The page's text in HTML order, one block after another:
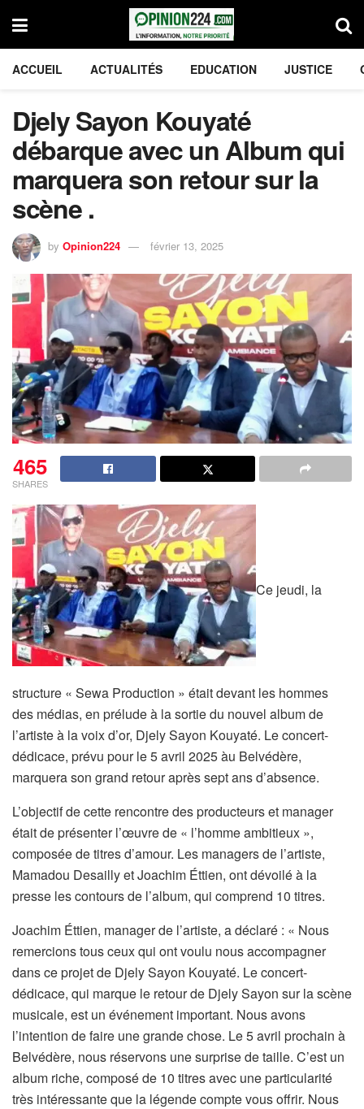
ACCUEIL ACTUALITÉS EDUCATION JUSTICE
Djely Sayon Kouyaté
débarque avec un Album qui
marquera son retour sur la
scène .
by Opinion224 février 13, 2025
465
SHARES
Ce jeudi, la
structure « Sewa Production » était devant les hommes
des médias, en prélude à la sortie du nouvel album de
l’artiste à la voix d’or, Djely Sayon Kouyaté. Le concert-
dédicace, prévu pour le 5 avril 2025 àu Belvédère,
marquera son grand retour après sept ans d’absence.
L’objectif de cette rencontre des producteurs et manager
était de présenter l’œuvre de « l’homme ambitieux »,
composée de titres d’amour. Les managers de l’artiste,
Mamadou Desailly et Joachim Éttien, ont dévoilé à la
presse les contours de l’album, qui comprend 10 titres.
Joachim Éttien, manager de l’artiste, a déclaré : « Nous
remercions tous ceux qui ont voulu nous accompagner
dans ce projet de Djely Sayon Kouyaté. Le concert-
dédicace, qui marque le retour de Djely Sayon sur la scène
musicale, est un événement important. Nous avons
l’intention de faire une grande chose. Le 5 avril prochain à
Belvédère, nous réservons une surprise de taille. C’est un
album riche, composé de 10 titres avec une particularité
très intéressante que la légende compte vous offrir. Nous